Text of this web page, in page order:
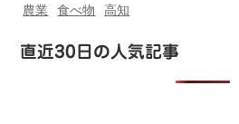
農業
食べ物 高知
直近30日の人気記事